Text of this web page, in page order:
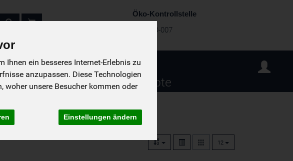
Ihnen ein besseres Internet-Erlebnis zu
anzupassen. Diese Technologien
woher unsere Besucher kommen oder
Einstellungen ändern
Öko-Kontrollstelle
DE-ÖKO-007
Das sind wir Rezepte
12